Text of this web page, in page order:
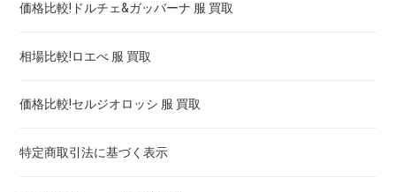
価格比較!ドルチェ&ガッバーナ 服 買取
相場比較!ロエべ 服 買取
価格比較!セルジオロッシ 服 買取
特定商取引法に基づく表示